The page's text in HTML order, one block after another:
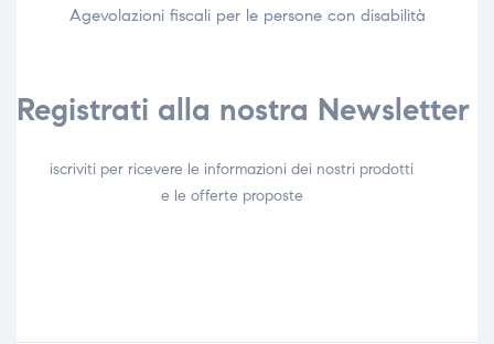
Agevolazioni fiscali per le persone con disabilità​
Registrati alla nostra Newsletter
iscriviti per ricevere le informazioni dei nostri prodotti
e le offerte proposte